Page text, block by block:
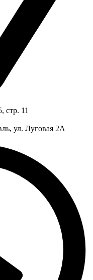
стр. 11
ул. Луговая 2А